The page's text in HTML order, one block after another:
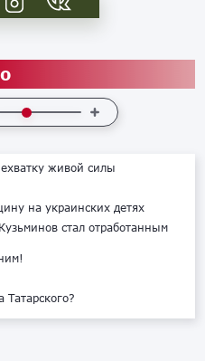
живой силы
на украинских детях
стал отработанным
Татарского?